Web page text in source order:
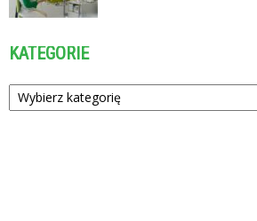
KATEGORIE
Kategorie